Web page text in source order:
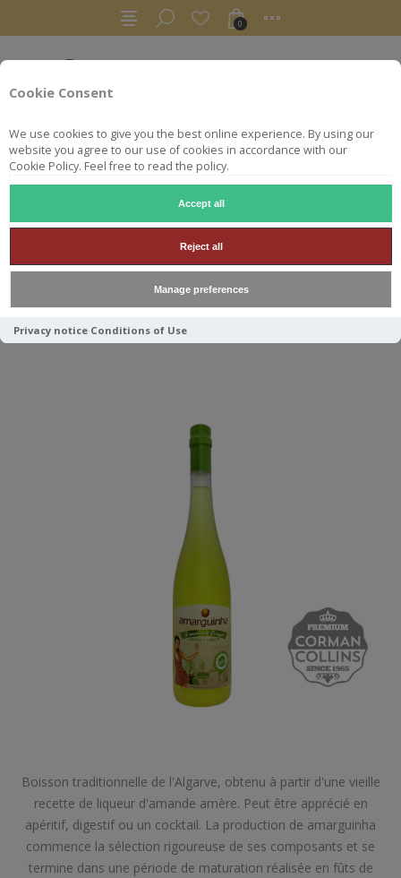
Cookie Consent
We use cookies to give you the best online experience. By using our
website you agree to our use of cookies in accordance with our
Cookie Policy. Feel free to read the policy.
Accept all
Reject all
Manage preferences
Privacy notice Conditions of Use
0
AMARGO 70 CL 20°
AMARGUINHA LIMAO
PORTUGAL
Boisson traditionnelle de l'Algarve, obtenu à partir d'une vieille
recette de liqueur d'amande amère. Peut être apprécié en
apéritif, digestif ou un cocktail. La production de amarguinha
commence la sélection rigoureuse de ses composants et se
termine dans une période de maturation réalisée en fûts de